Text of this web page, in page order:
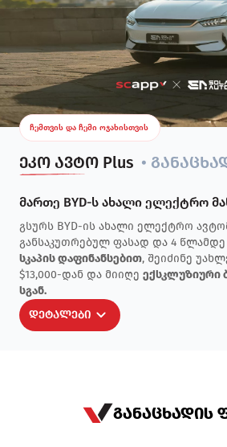
ჩემთვის და ჩემი ოჯახისთვის
ეკო ავტო Plus •
მართე BYD-ს ახალი ელექტრო
გსურს BYD-ის ახალი ელექტრო
განსაკუთრებულ ფასად და 4
სკაპის დაფინანსებით, შეიძინე
$13,000-დან და მიიღე ექსკლუზიური
სგან.
დეტალები
განაცხადის